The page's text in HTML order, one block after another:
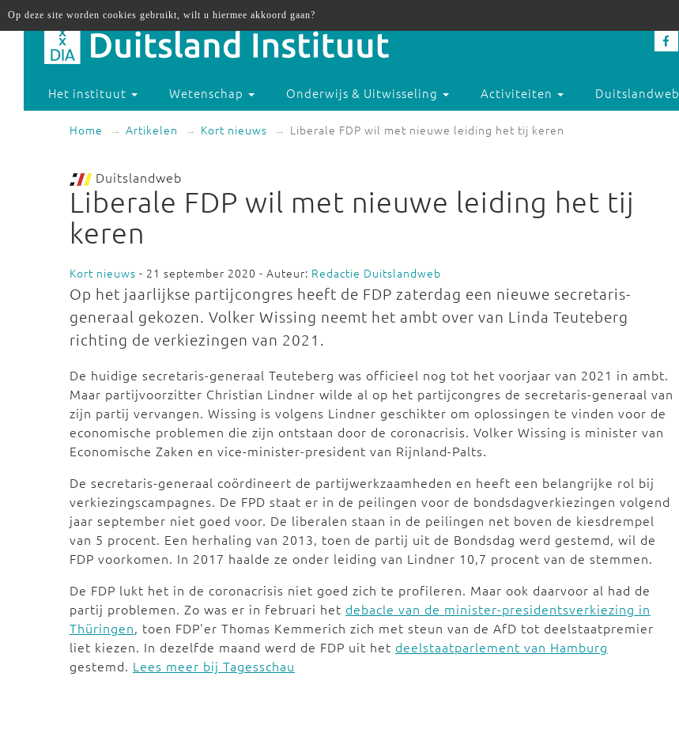
Het instituut Wetenschap Onderwijs & Uitwisseling Activiteiten Duitslandweb
Home Artikelen Kort nieuws Liberale FDP wil met nieuwe leiding het tij keren
Duitslandweb
Liberale FDP wil met nieuwe leiding het tij
keren
Kort nieuws - 21 september 2020 - Auteur: Redactie Duitslandweb
Op het jaarlijkse partijcongres heeft de FDP zaterdag een nieuwe secretaris-
generaal gekozen. Volker Wissing neemt het ambt over van Linda Teuteberg
richting de verkiezingen van 2021.
De huidige secretaris-generaal Teuteberg was officieel nog tot het voorjaar van 2021 in ambt.
Maar partijvoorzitter Christian Lindner wilde al op het partijcongres de secretaris-generaal van
zijn partij vervangen. Wissing is volgens Lindner geschikter om oplossingen te vinden voor de
economische problemen die zijn ontstaan door de coronacrisis. Volker Wissing is minister van
Economische Zaken en vice-minister-president van Rijnland-Palts.
De secretaris-generaal coördineert de partijwerkzaamheden en heeft een belangrijke rol bij
verkiezingscampagnes. De FPD staat er in de peilingen voor de bondsdagverkiezingen volgend
jaar september niet goed voor. De liberalen staan in de peilingen net boven de kiesdrempel
van 5 procent. Een herhaling van 2013, toen de partij uit de Bondsdag werd gestemd, wil de
FDP voorkomen. In 2017 haalde ze onder leiding van Lindner 10,7 procent van de stemmen.
De FDP lukt het in de coronacrisis niet goed zich te profileren. Maar ook daarvoor al had de
partij problemen. Zo was er in februari het debacle van de minister-presidentsverkiezing in
Thüringen, toen FDP'er Thomas Kemmerich zich met steun van de AfD tot deelstaatpremier
liet kiezen. In dezelfde maand werd de FDP uit het deelstaatparlement van Hamburg
gestemd. Lees meer bij Tagesschau
Op deze site worden cookies gebruikt, wilt u hiermee akkoord gaan?